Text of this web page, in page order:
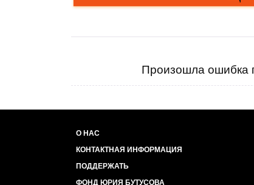
Произошла ошибка
О НАС
КОНТАКТНАЯ ИНФОРМАЦИЯ
ПОДДЕРЖАТЬ
ФОНД ЮРИЯ БУТУСОВА